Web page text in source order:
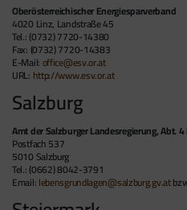
Oberösterreichischer Energiesparverband
4020 Linz, Landstraße 45
Tel.: (0732) 7720-14380
Fax: (0732) 7720-14383
E-Mail:office@esv.or.at
URL: http://www.esv.or.at
Salzburg
Amt der Salzburger Landesregierung, Abt.
Postfach 537
5010 Salzburg
Tel.: (0662) 8042-3791
Email:lebensgrundlagen@salzburg.gv.at